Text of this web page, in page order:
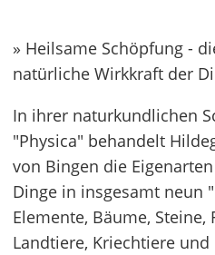
» Heilsame Schöpfung -
natürliche Wirkkraft der
In ihrer naturkundlichen
"Physica" behandelt
von Bingen die
Dinge in insgesamt neun
Elemente, Bäume, Steine,
Landtiere, Kriechtiere